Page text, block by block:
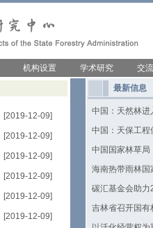
机构设置 学术研究 交
[2019-12-09]
[2019-12-09]
[2019-12-09]
[2019-12-09]
[2019-12-09]
[2019-12-09]
最新信息
中国：天然林进
中国：天保工程
中国国家林草
海南热带雨林国
碳汇基金会助
吉林省召开国有